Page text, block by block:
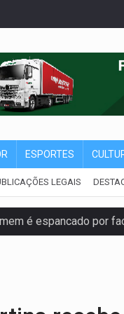
ESPORTES
LEGAIS
é espancado por
no shopping